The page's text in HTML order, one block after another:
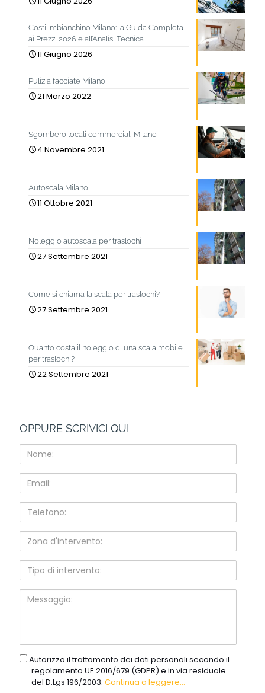
Costi imbianchino Milano: la Guida Completa
ai Prezzi 2026 e all’Analisi Tecnica
11 Giugno 2026
Pulizia facciate Milano
21 Marzo 2022
Sgombero locali commerciali Milano
4 Novembre 2021
Autoscala Milano
11 Ottobre 2021
Noleggio autoscala per traslochi
27 Settembre 2021
Come si chiama la scala per traslochi?
27 Settembre 2021
Quanto costa il noleggio di una scala mobile
per traslochi?
22 Settembre 2021
OPPURE SCRIVICI QUI
Nome:
Email:
Telefono:
Zona
d'intervento:
Tipo
intervento:
Messaggio:
gdprAutorizzo il trattamento dei dati personali secondo il
regolamento UE 2016/679 (GDPR) e in via residuale
del D.Lgs 196/2003. Continua a leggere...